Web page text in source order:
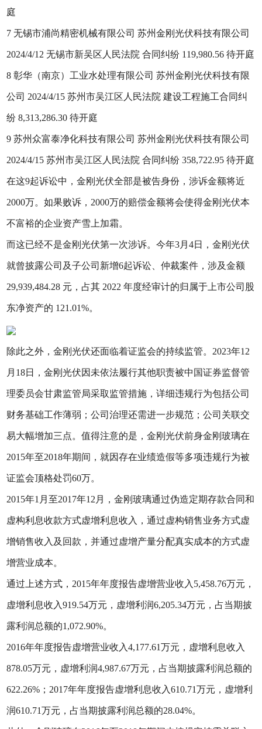
庭
7 无锡市浦尚精密机械有限公司 苏州金刚光伏科技有限公司
2024/4/12 无锡市新吴区人民法院 合同纠纷 119,980.56 待开庭
8 彰华（南京）工业水处理有限公司 苏州金刚光伏科技有限
公司 2024/4/15 苏州市吴江区人民法院 建设工程施工合同纠
纷 8,313,286.30 待开庭
9 苏州众富泰净化科技有限公司 苏州金刚光伏科技有限公司
2024/4/15 苏州市吴江区人民法院 合同纠纷 358,722.95 待开庭
在这9起诉讼中，金刚光伏全部是被告身份，涉诉金额将近
2000万。如果败诉，2000万的赔偿金额将会使得金刚光伏本
不富裕的企业资产雪上加霜。
而这已经不是金刚光伏第一次涉诉。今年3月4日，金刚光伏
就曾披露公司及子公司新增6起诉讼、仲裁案件，涉及金额
29,939,484.28 元，占其 2022 年度经审计的归属于上市公司股
东净资产的 121.01%。
除此之外，金刚光伏还面临着证监会的持续监管。2023年12
月18日，金刚光伏因未依法履行其他职责被中国证券监督管
理委员会甘肃监管局采取监管措施，详细违规行为包括公司
财务基础工作薄弱；公司治理还需进一步规范；公司关联交
易大幅增加三点。值得注意的是，金刚光伏前身金刚玻璃在
2015年至2018年期间，就因存在业绩造假等多项违规行为被
证监会顶格处罚60万。
2015年1月至2017年12月，金刚玻璃通过伪造定期存款合同和
虚构利息收款方式虚增利息收入，通过虚构销售业务方式虚
增销售收入及回款，并通过虚增产量分配真实成本的方式虚
增营业成本。
通过上述方式，2015年年度报告虚增营业收入5,458.76万元，
虚增利息收入919.54万元，虚增利润6,205.34万元，占当期披
露利润总额的1,072.90%。
2016年年度报告虚增营业收入4,177.61万元，虚增利息收入
878.05万元，虚增利润4,987.67万元，占当期披露利润总额的
622.26%；2017年年度报告虚增利息收入610.71万元，虚增利
润610.71万元，占当期披露利润总额的28.04%。